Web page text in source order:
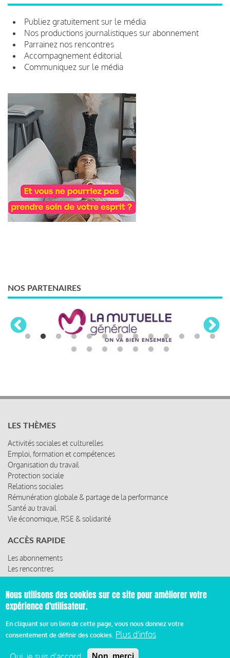
Publiez gratuitement sur le média
Nos productions journalistiques sur abonnement
Parrainez nos rencontres
Accompagnement éditorial
Communiquez sur le média
NOS PARTENAIRES
Activités sociales et culturelles
Emploi, formation et compétences
Organisation du travail
Protection sociale
Relations sociales
Rémunération globale & partage de la performance
Santé au travail
Vie économique, RSE & solidarité
ACCÈS RAPIDE
Les abonnements
Les rencontres
Les ressources
© 2019 Miroir Social - Réalisé par
Pied
Mentions légales et condition générale d’utilisation et
d’abonnement
Nous utilisons des cookies sur ce site pour améliorer votre
expérience d'utilisateur.
En cliquant sur un lien de cette page, vous nous donnez votre
consentement de définir des cookies. Plus d'infos
Non, merci